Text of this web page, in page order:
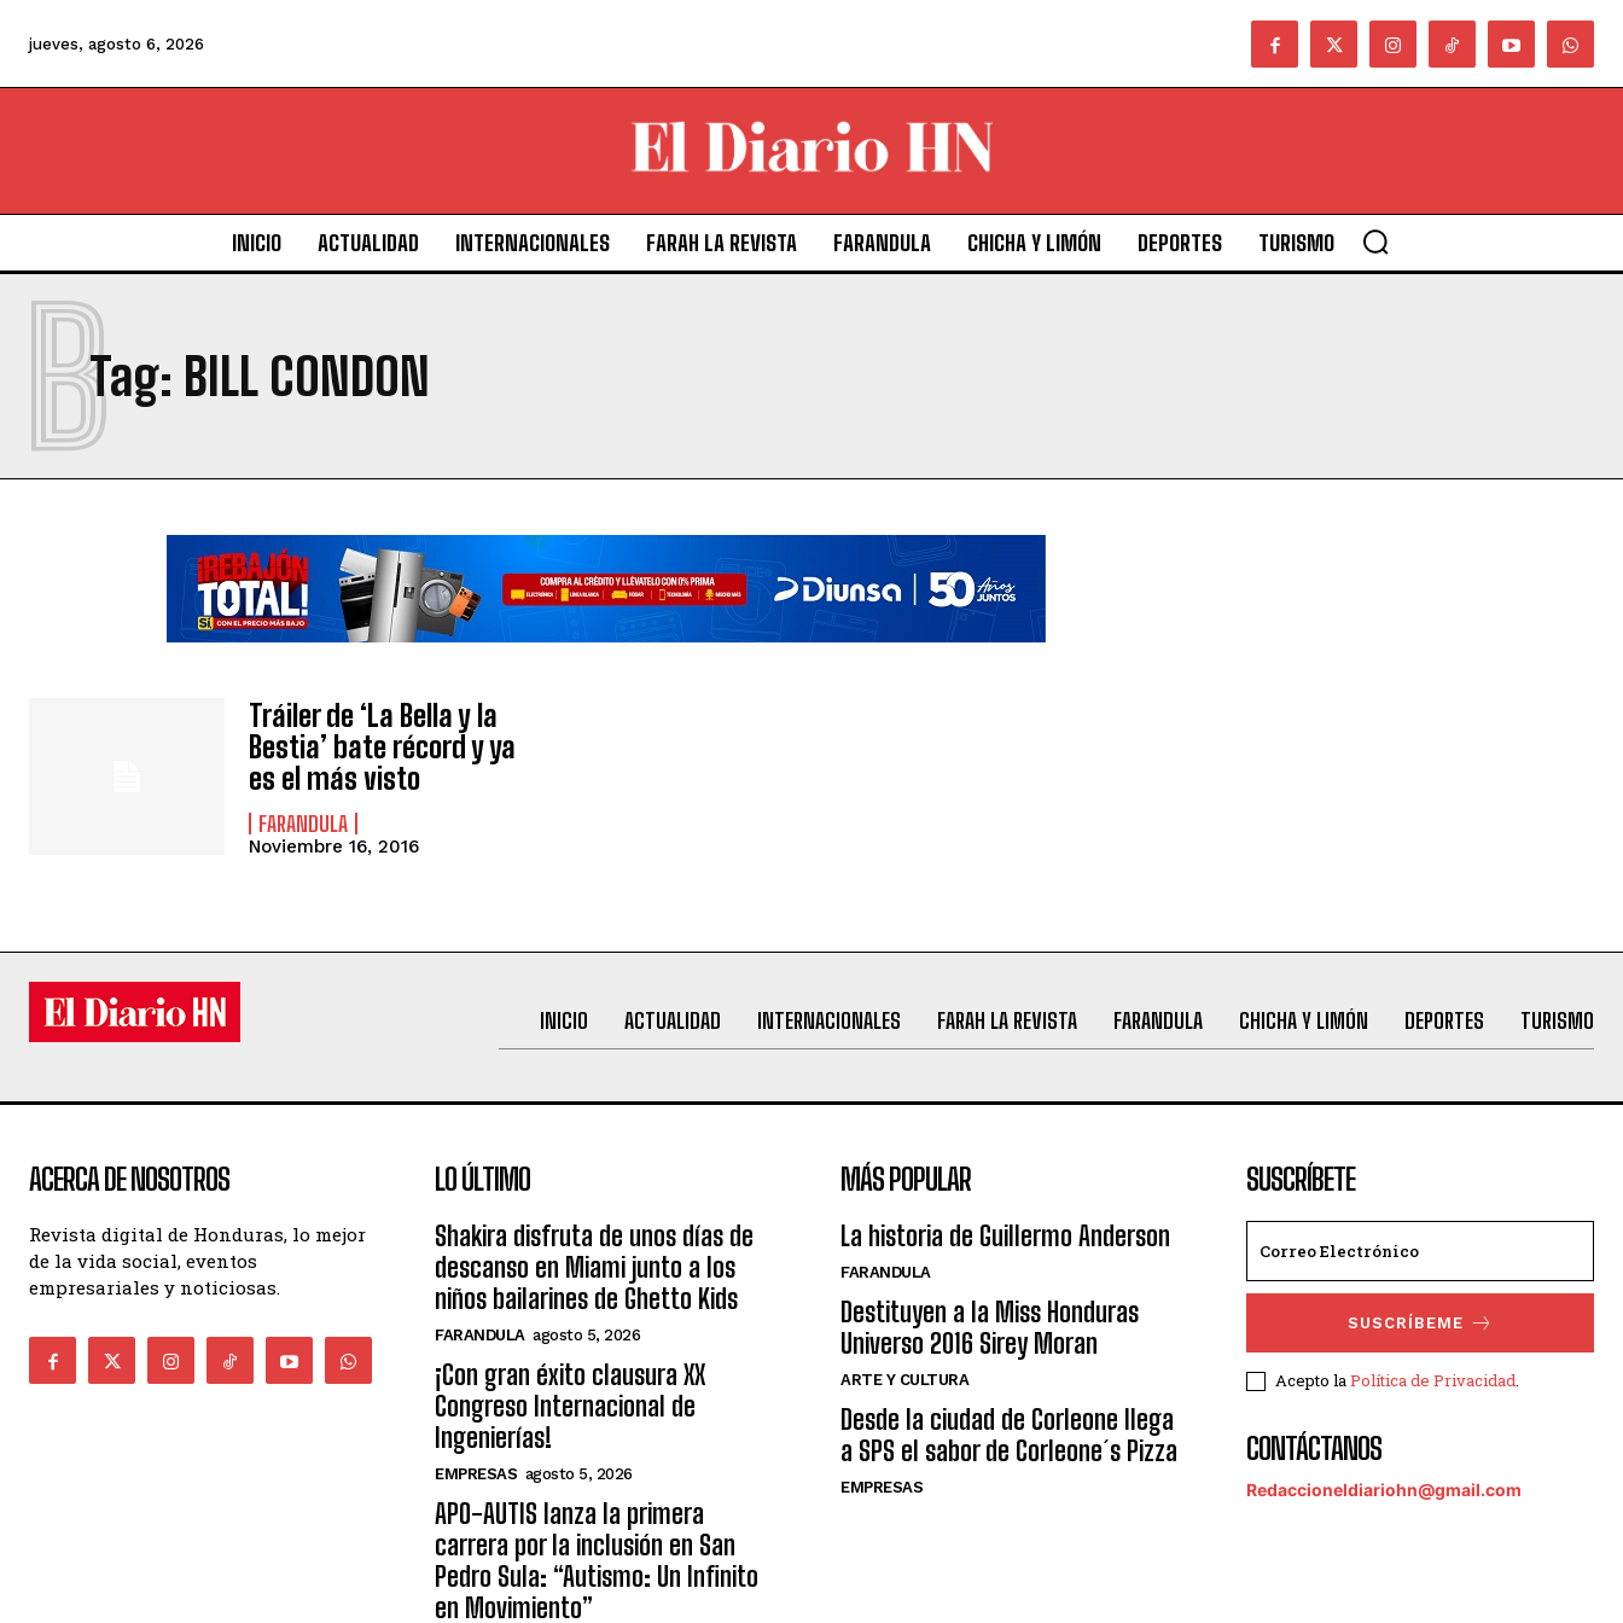
jueves, agosto 6, 2026
INICIO ACTUALIDAD INTERNACIONALES FARAH LA REVISTA FARANDULA CHICHA Y LIMÓN DEPORTES TURISMO
Tag: BILL CONDON
B
Tráiler de ‘La Bella y la
Bestia’ bate récord y ya
es el más visto
FARANDULA
Noviembre 16, 2016
INICIO ACTUALIDAD INTERNACIONALES FARAH LA REVISTA FARANDULA CHICHA Y LIMÓN DEPORTES TURISMO
ACERCA DE NOSOTROS
Revista digital de Honduras, lo mejor
de la vida social, eventos
empresariales y noticiosas.
LO ÚLTIMO
Shakira disfruta de unos días de
descanso en Miami junto a los
niños bailarines de Ghetto Kids
FARANDULA agosto 5, 2026
¡Con gran éxito clausura XX
Congreso Internacional de
Ingenierías!
EMPRESAS agosto 5, 2026
APO-AUTIS lanza la primera
carrera por la inclusión en San
Pedro Sula: “Autismo: Un Infinito
en Movimiento”
MÁS POPULAR
La historia de Guillermo Anderson
FARANDULA
Destituyen a la Miss Honduras
Universo 2016 Sirey Moran
ARTE Y CULTURA
Desde la ciudad de Corleone llega
a SPS el sabor de Corleone´s Pizza
EMPRESAS
SUSCRÍBETE
SUSCRÍBEME
Acepto laPolítica de Privacidad.
CONTÁCTANOS
Redaccioneldiariohn@gmail.com